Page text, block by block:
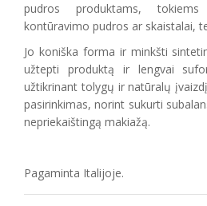
pudros produktams,
kontūravimo pudros ar skaistalai,
Jo koniška forma ir minkšti
užtepti produktą ir lengvai
užtikrinant tolygų ir natūralų
pasirinkimas, norint sukurti
nepriekaištingą makiažą.
Pagaminta Italijoje.